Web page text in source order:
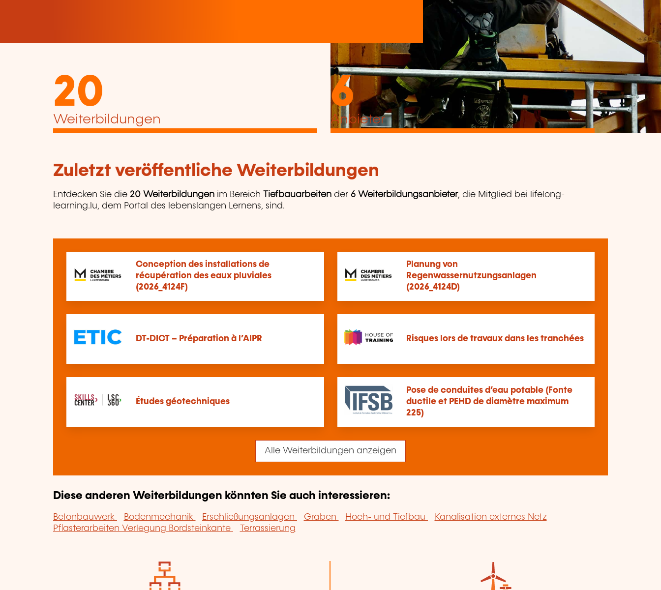
20
Weiterbildungen
6
Anbieter
Zuletzt veröffentliche Weiterbildungen
Entdecken Sie die 20 Weiterbildungen im Bereich Tiefbauarbeiten der 6 Weiterbildungsanbieter, die Mitglied bei lifelong-
learning.lu, dem Portal des lebenslangen Lernens, sind.
Conception des installations de
récupération des eaux pluviales
(2026_4124F)
Planung von
Regenwassernutzungsanlagen
(2026_4124D)
DT-DICT – Préparation à l’AIPR Risques lors de travaux dans les tranchées
Études géotechniques
Pose de conduites d’eau potable (Fonte
ductile et PEHD de diamètre maximum
225)
Alle Weiterbildungen anzeigen
Diese anderen Weiterbildungen könnten Sie auch interessieren:
Betonbauwerk Bodenmechanik Erschließungsanlagen Graben Hoch- und Tiefbau
Kanalisation externes Netz
Pflasterarbeiten Verlegung Bordsteinkante
Terrassierung